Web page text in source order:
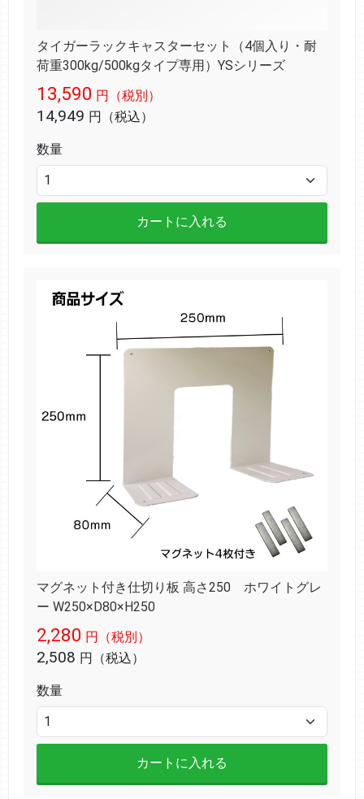
タイガーラックキャスターセット（4個入り・耐
荷重300kg/500kgタイプ専用）YSシリーズ
13,590 円（税別）
14,949 円（税込）
数量
カートに入れる
マグネット付き仕切り板 高さ250 ホワイトグレ
ー W250×D80×H250
2,280 円（税別）
2,508 円（税込）
数量
カートに入れる